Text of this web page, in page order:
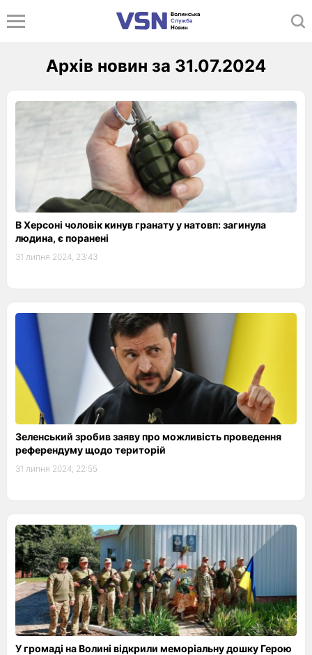
Архів новин за 31.07.2024
В Херсоні чоловік кинув гранату у натовп: загинула
людина, є поранені
31 липня 2024, 23:43
Зеленський зробив заяву про можливість проведення
референдуму щодо територій
31 липня 2024, 22:55
У громаді на Волині відкрили меморіальну дошку Герою